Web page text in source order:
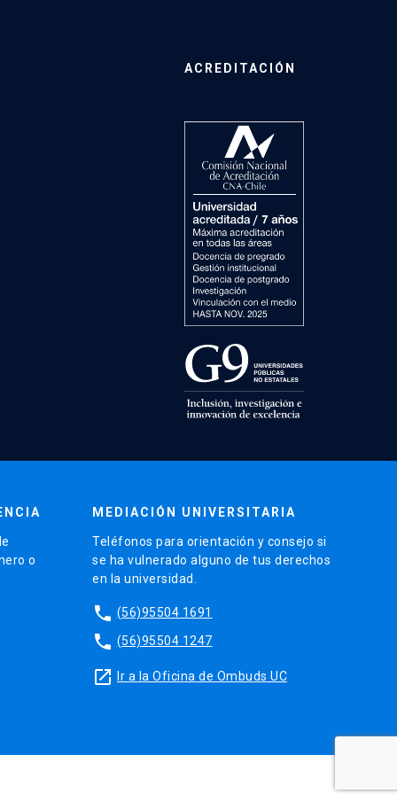
ACREDITACIÓN
o
MEDIACIÓN UNIVERSITARIA
Teléfonos para orientación y consejo si
se ha vulnerado alguno de tus derechos
en la universidad.
phone (56)95504 1691
phone (56)95504 1247
launch Ir a la Oficina de Ombuds UC